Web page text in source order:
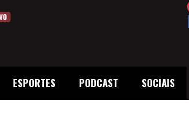
ESPORTES PODCAST SOCIAIS